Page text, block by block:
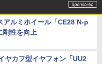
アルミホイール「CE28 N-p
剛性を向上
ヤカフ型イヤフォン「UU2